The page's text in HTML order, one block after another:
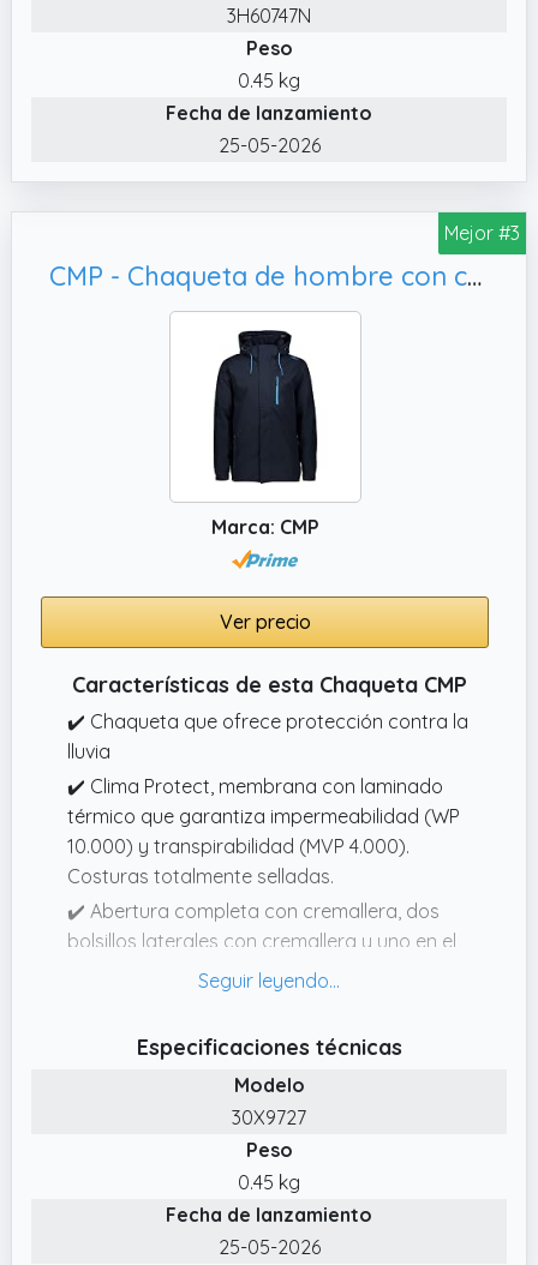
3H60747N
Peso
0.45 kg
Fecha de lanzamiento
25-05-2026
Mejor #3
CMP - Chaqueta de hombre con cremallera y capucha transpirable, 52
Marca: CMP
Ver precio
Características de esta Chaqueta CMP
✔️ Chaqueta que ofrece protección contra la
lluvia
✔️ Clima Protect, membrana con laminado
térmico que garantiza impermeabilidad (WP
10.000) y transpirabilidad (MVP 4.000).
Costuras totalmente selladas.
✔️ Abertura completa con cremallera, dos
bolsillos laterales con cremallera y uno en el
pecho, capucha desmontable, cierre de
CMP en el hombro
✔️ Disponible en diferentes colores
✔️ La prenda es completamente plegable
sobre sí misma dentro del bolsillo especial
Especificaciones técnicas
Modelo
30X9727
Peso
0.45 kg
Fecha de lanzamiento
25-05-2026